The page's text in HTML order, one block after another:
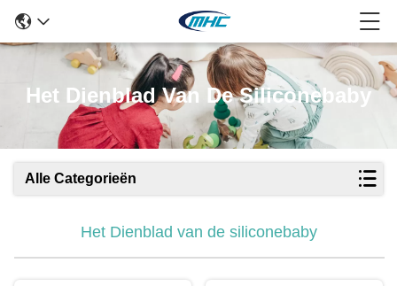
Het Dienblad Van De Siliconebaby
Alle Categorieën
Het Dienblad van de siliconebaby